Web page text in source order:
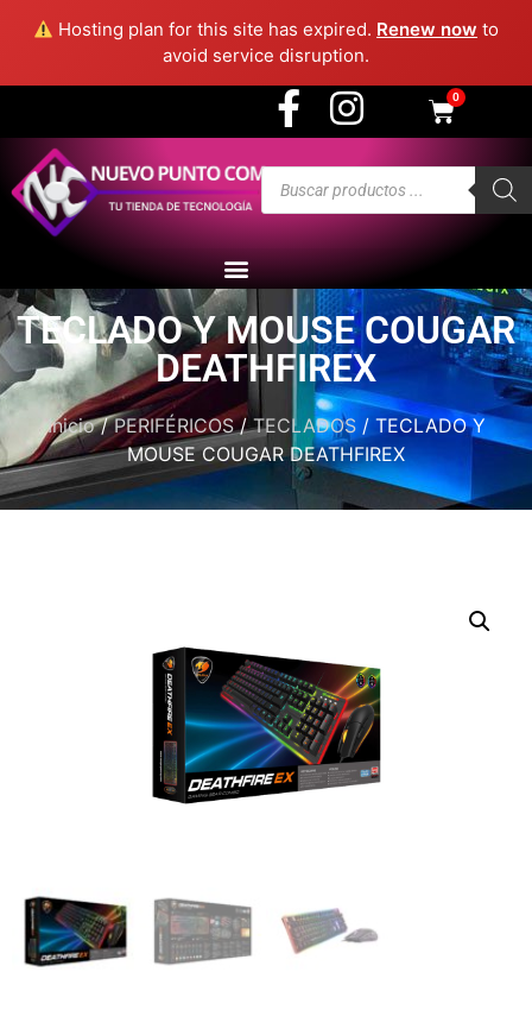
Hosting plan for this site has expired. Renew now to
avoid service disruption.
- Medellín
0
TECLADO Y MOUSE COUGAR
DEATHFIREX
Inicio/PERIFÉRICOS/TECLADOS/ TECLADO Y
MOUSE COUGAR DEATHFIREX